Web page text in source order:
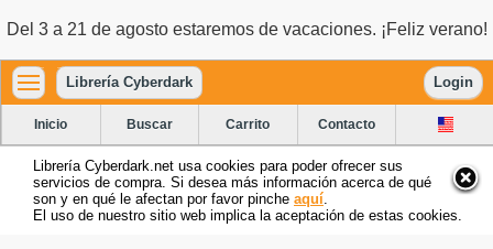
Del 3 a 21 de agosto estaremos de vacaciones. ¡Feliz verano!
Librería Cyberdark Login
Inicio Buscar Carrito Contacto
Librería Cyberdark.net usa cookies para poder ofrecer sus
servicios de compra. Si desea más información acerca de qué
son y en qué le afectan por favor pinche aquí
El uso de nuestro sitio web implica la aceptación de estas cookies.